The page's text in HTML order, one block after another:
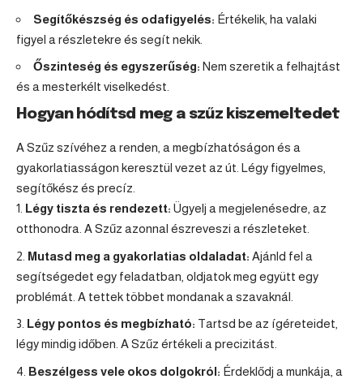
Segítőkészség és odafigyelés: Értékelik, ha valaki
figyel a részletekre és segít nekik.
Őszinteség és egyszerűség: Nem szeretik a felhajtást
és a mesterkélt viselkedést.
Hogyan hódítsd meg a szűz kiszemeltedet
A Szűz szívéhez a renden, a megbízhatóságon és a
gyakorlatiasságon keresztül vezet az út. Légy figyelmes,
segítőkész és precíz.
Légy tiszta és rendezett: Ügyelj a megjelenésedre, az
otthonodra. A Szűz azonnal észreveszi a részleteket.
Mutasd meg a gyakorlatias oldaladat: Ajánld fel a
segítségedet egy feladatban, oldjatok meg együtt egy
problémát. A tettek többet mondanak a szavaknál.
Légy pontos és megbízható: Tartsd be az ígéreteidet,
légy mindig időben. A Szűz értékeli a precizitást.
Beszélgess vele okos dolgokról: Érdeklődj a munkája, a